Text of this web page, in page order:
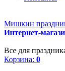
Мишкин
Интернет-
Все для
Корзина: 0